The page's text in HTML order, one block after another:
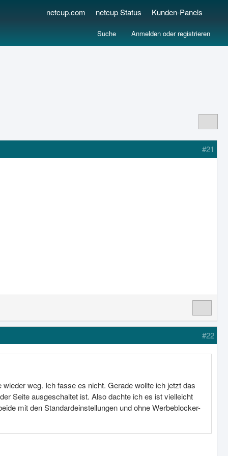
netcup.com netcup Status Kunden-Panels
Anmelden oder registrieren
Suche
#21
#22
weg. Ich fasse es nicht. Gerade wollte ich jetzt das
Seite ausgeschaltet ist. Also dachte ich es ist vielleicht
mit den Standardeinstellungen und ohne Werbeblocker-